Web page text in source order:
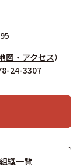
図・アクセス）
24-3307
組織一覧